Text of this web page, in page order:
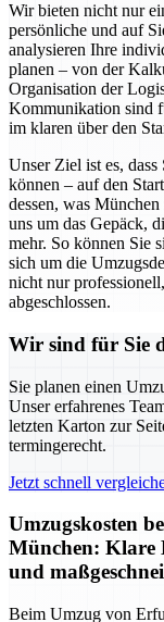
Wir bieten nicht nur
persönliche und auf
analysieren Ihre
planen – von der
Organisation der
Kommunikation sind
im klaren über den
Unser Ziel ist es,
können – auf den
dessen, was
uns um das Gepäck,
mehr. So können Sie
sich um die
nicht nur
abgeschlossen.
Wir sind für Sie
Sie planen einen
Unser erfahrenes
letzten Karton zur
termingerecht.
Jetzt schnell
Umzugskosten
München: Klare
und
Beim Umzug von